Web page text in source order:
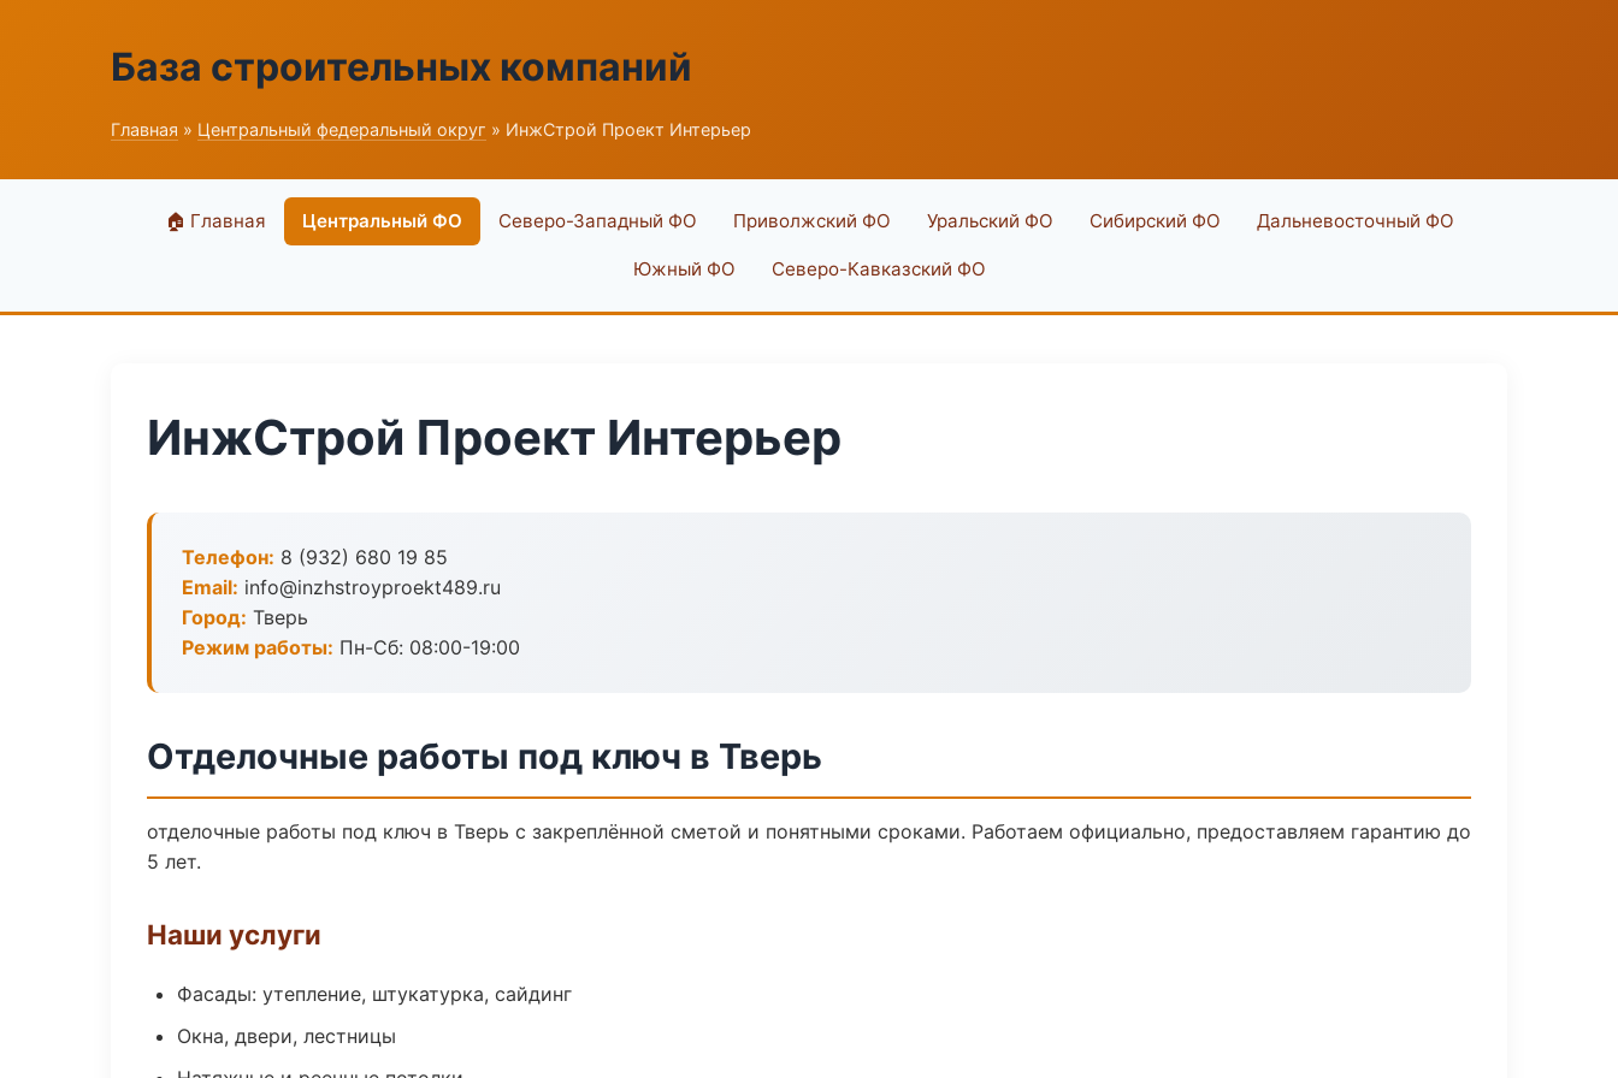
База строительных компаний
Главная » Центральный федеральный округ » ИнжСтрой Проект Интерьер
🏠 Главная Центральный ФО Северо-Западный ФО Приволжский ФО Уральский ФО Сибирский ФО Дальневосточный ФО
Южный ФО Северо-Кавказский ФО
ИнжСтрой Проект Интерьер
Телефон: 8 (932) 680 19 85
Email: info@inzhstroyproekt489.ru
Город: Тверь
Режим работы: Пн-Сб: 08:00-19:00
Отделочные работы под ключ в Тверь
отделочные работы под ключ в Тверь с закреплённой сметой и понятными сроками. Работаем официально, предоставляем гарантию до
5 лет.
Наши услуги
Фасады: утепление, штукатурка, сайдинг
Окна, двери, лестницы